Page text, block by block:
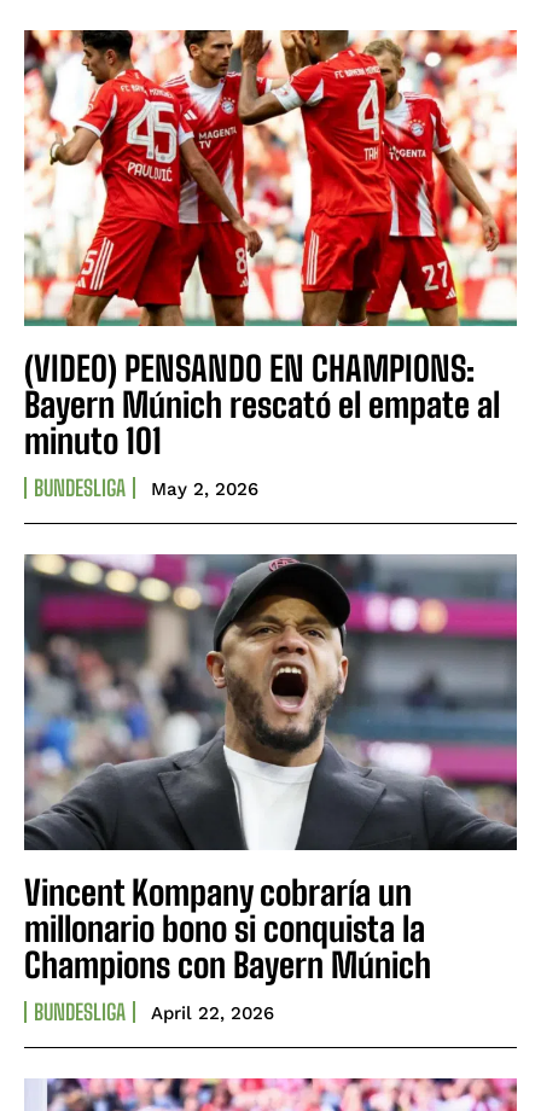
(VIDEO) PENSANDO EN CHAMPIONS:
Bayern Múnich rescató el empate al
minuto 101
BUNDESLIGA May 2, 2026
Vincent Kompany cobraría un
millonario bono si conquista la
Champions con Bayern Múnich
BUNDESLIGA April 22, 2026